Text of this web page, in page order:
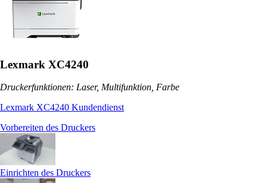
Lexmark XC4240
Druckerfunktionen: Laser, Multifunktion, Farbe
Lexmark XC4240 Kundendienst
Vorbereiten des Druckers
Einrichten des Druckers